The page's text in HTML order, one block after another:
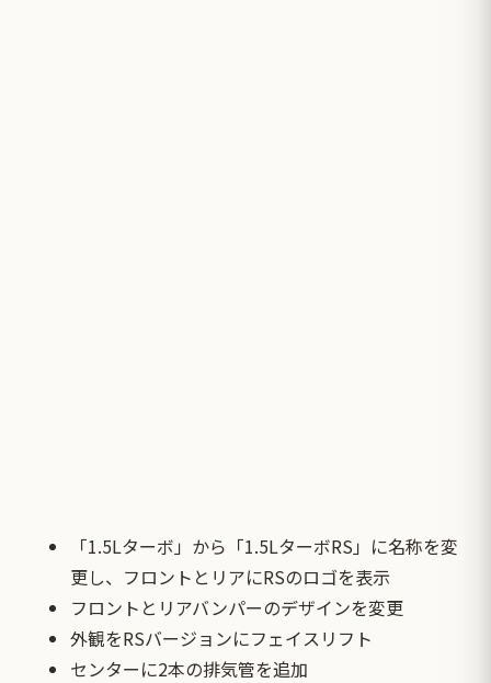
「1.5Lターボ」から「1.5LターボRS」に名称を変
更し、フロントとリアにRSのロゴを表示
フロントとリアバンパーのデザインを変更
外観をRSバージョンにフェイスリフト
センターに2本の排気管を追加